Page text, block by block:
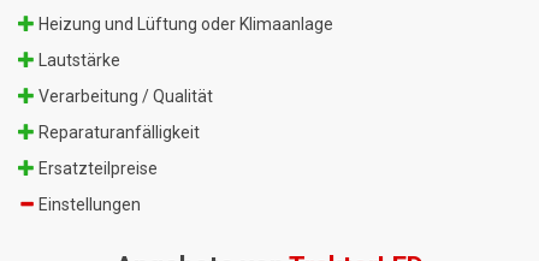
Heizung und Lüftung oder Klimaanlage
Lautstärke
Verarbeitung / Qualität
Reparaturanfälligkeit
Ersatzteilpreise
Einstellungen